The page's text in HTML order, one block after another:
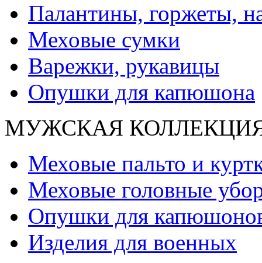
Палантины, горжеты,
Меховые сумки
Варежки, рукавицы
Опушки для капюшона
МУЖСКАЯ
Меховые пальто и
Меховые головные
Опушки для
Изделия для военных